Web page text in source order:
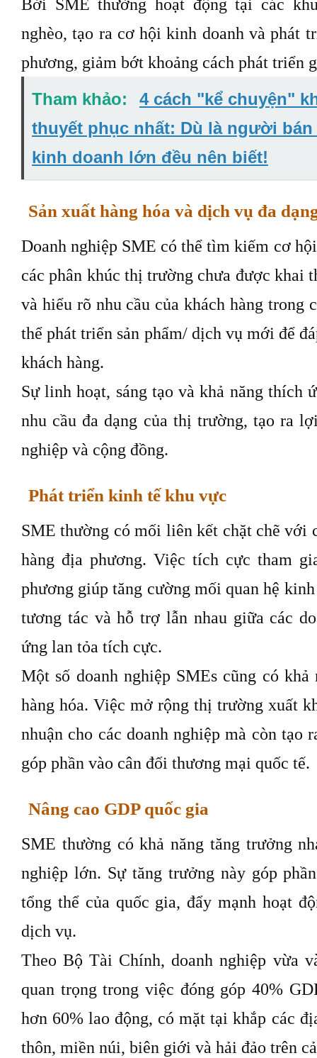
Bởi SME thường hoạt động tại các
nghèo, tạo ra cơ hội kinh doanh và phát
phương, giảm bớt khoảng cách phát triển
Tham khảo:
4 cách "kể chuyện"
thuyết phục nhất: Dù là người
kinh doanh lớn đều nên biết!
Sản xuất hàng hóa và dịch vụ đa
Doanh nghiệp SME có thể tìm kiếm cơ
các phân khúc thị trường chưa được khai
và hiểu rõ nhu cầu của khách hàng trong
thể phát triển sản phẩm/ dịch vụ mới để
khách hàng.
Sự linh hoạt, sáng tạo và khả năng thích
nhu cầu đa dạng của thị trường, tạo ra
nghiệp và cộng đồng.
Phát triển kinh tế khu vực
SME thường có mối liên kết chặt chẽ với
hàng địa phương. Việc tích cực tham
phương giúp tăng cường mối quan hệ
tương tác và hỗ trợ lẫn nhau giữa các
ứng lan tỏa tích cực.
Một số doanh nghiệp SMEs cũng có khả
hàng hóa. Việc mở rộng thị trường xuất
nhuận cho các doanh nghiệp mà còn tạo
góp phần vào cân đối thương mại quốc tế.
Nâng cao GDP quốc gia
SME thường có khả năng tăng trưởng
nghiệp lớn. Sự tăng trưởng này góp
tổng thể của quốc gia, đẩy mạnh hoạt
dịch vụ.
Theo Bộ Tài Chính, doanh nghiệp vừa
quan trọng trong việc đóng góp 40%
hơn 60% lao động, có mặt tại khắp các
thôn, miền núi, biên giới và hải đảo trên